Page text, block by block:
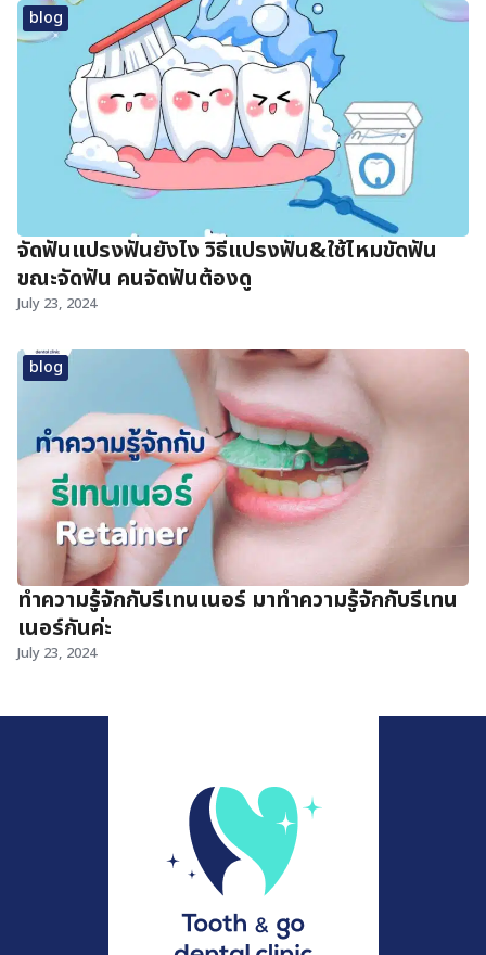
blog
จัดฟันแปรงฟันยังไง วิธีแปรงฟัน&ใช้ไหมขัดฟัน
ขณะจัดฟัน คนจัดฟันต้องดู
July 23, 2024
blog
ทำความรู้จักกับรีเทนเนอร์ มาทำความรู้จักกับรีเทน
เนอร์กันค่ะ
July 23, 2024